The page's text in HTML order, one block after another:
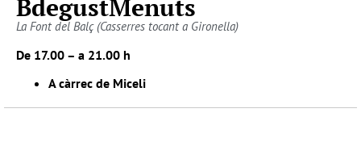
BdegustMenuts
La Font del Balç (Casserres tocant a Gironella)
De 17.00 – a 21.00 h
A càrrec de Miceli